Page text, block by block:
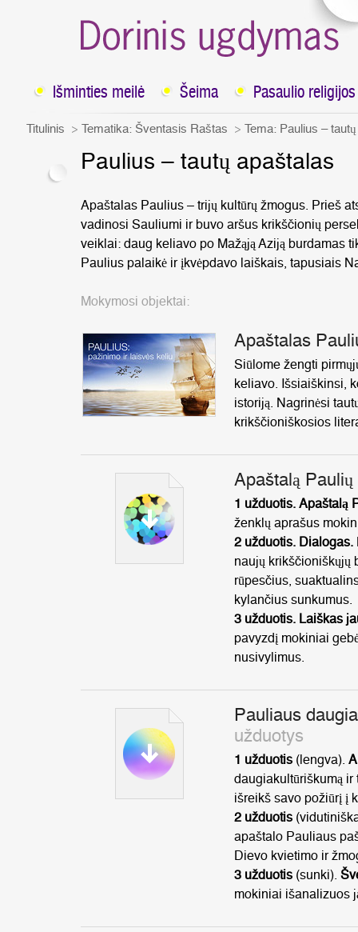
Išminties meilė Šeima Pasaulio religijos
Titulinis Tematika: Šventasis Raštas Tema: Paulius –
Paulius – tautų apaštalas
Apaštalas Paulius – trijų kultūrų žmogus. Prieš
vadinosi Sauliumi ir buvo aršus krikščionių
veiklai: daug keliavo po Mažąją Aziją burdamas
Paulius palaikė ir įkvėpdavo laiškais, tapusiais
Mokymosi objektai:
Apaštalas
Siūlome žengti
keliavo. Išsiaiškinsi,
istoriją. Nagrinėsi
krikščioniškosios
Apaštalą
1 užduotis. Apaštalą
ženklų aprašus
2 užduotis. Dialogas.
naujų krikščioniškųjų
rūpesčius,
kylančius sunkumus.
3 užduotis. Laiškas
pavyzdį mokiniai
nusivylimus.
Pauliaus
užduotys
1 užduotis (lengva).
daugiakultūriškumą
išreikš savo požiūrį į
2 užduotis
apaštalo Pauliaus
Dievo kvietimo ir
3 užduotis (sunki).
mokiniai išanalizuos